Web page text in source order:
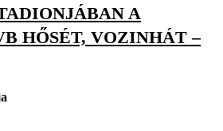
A
HŐSÉT, VOZINHÁT –